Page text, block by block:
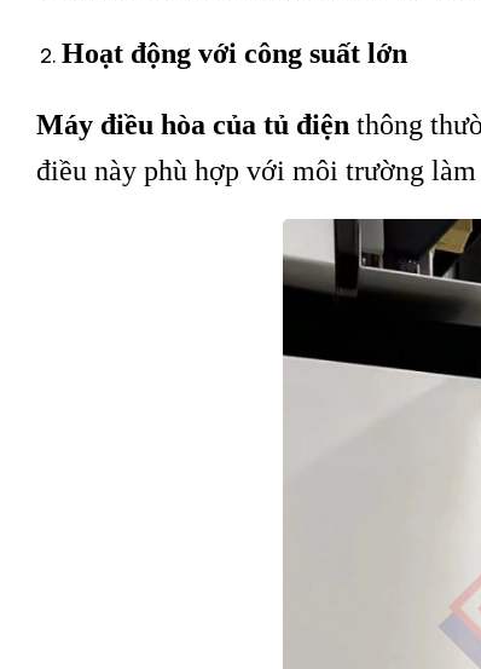
Hoạt động với công suất lớn
Máy điều hòa của tủ điện thông
điều này phù hợp với môi trường